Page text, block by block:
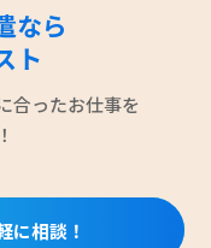
なら
ト
合ったお仕事を
に相談！